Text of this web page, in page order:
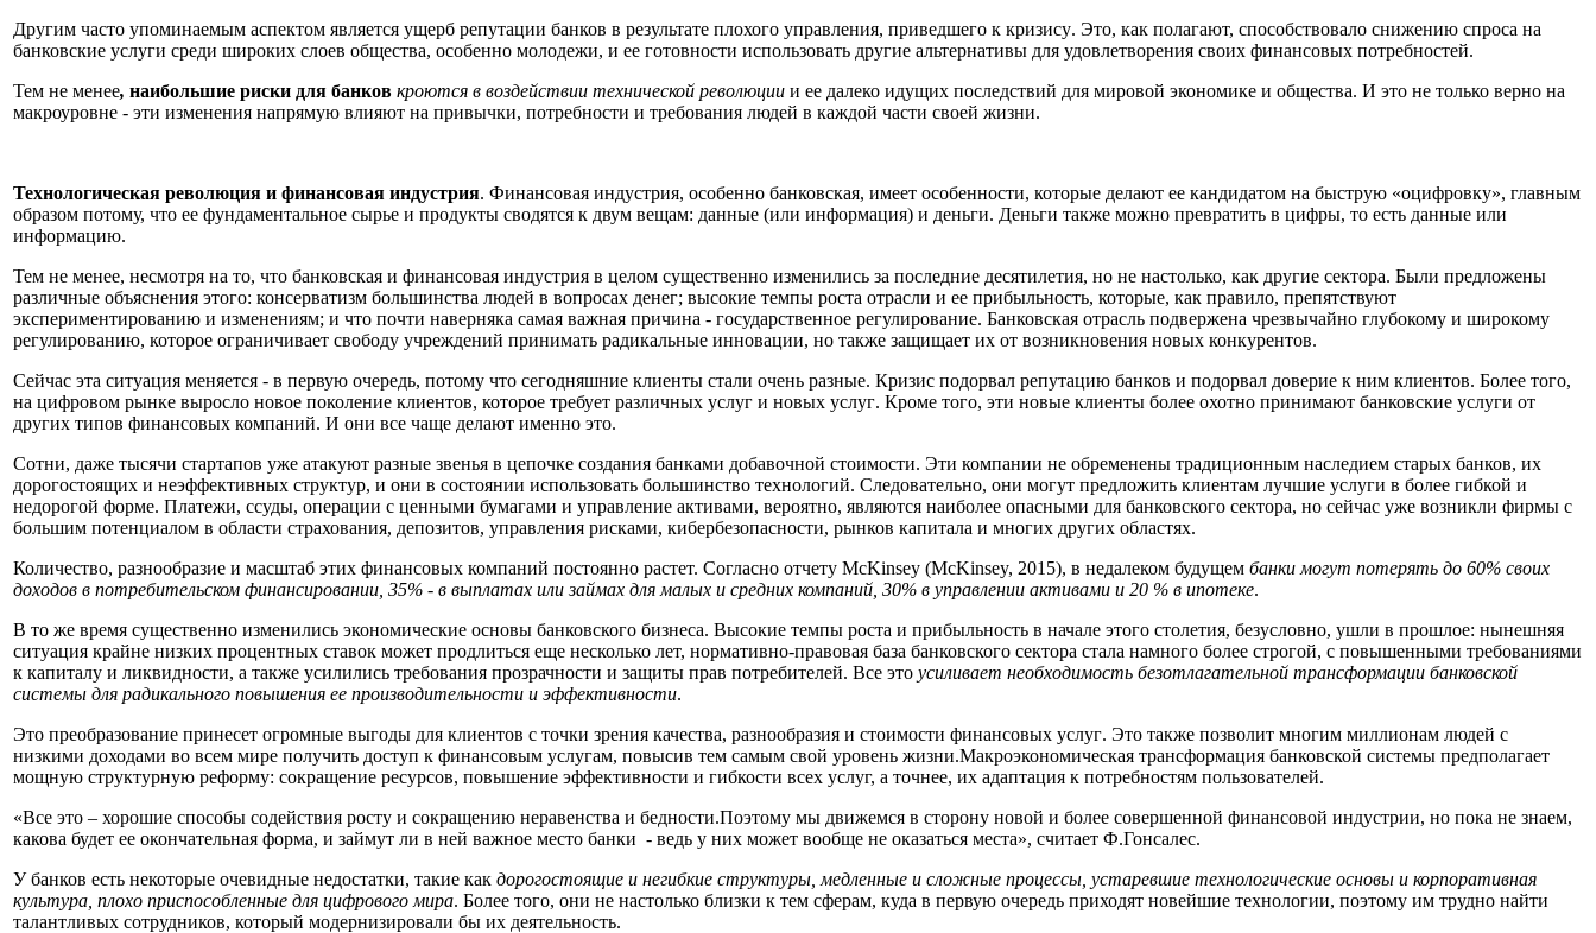
Другим часто упоминаемым аспектом является ущерб репутации банков в результате плохого управления, приведшего к кризису. Это, как полагают, способствовало снижению спроса на
банковские услуги среди широких слоев общества, особенно молодежи, и ее готовности использовать другие альтернативы для удовлетворения своих финансовых потребностей.
Тем не менее, наибольшие риски для банков кроются в воздействии технической революции и ее далеко идущих последствий для мировой экономике и общества. И это не только верно на
макроуровне - эти изменения напрямую влияют на привычки, потребности и требования людей в каждой части своей жизни.
Технологическая революция и финансовая индустрия. Финансовая индустрия, особенно банковская, имеет особенности, которые делают ее кандидатом на быструю «оцифровку», главным
образом потому, что ее фундаментальное сырье и продукты сводятся к двум вещам: данные (или информация) и деньги. Деньги также можно превратить в цифры, то есть данные или
информацию.
Тем не менее, несмотря на то, что банковская и финансовая индустрия в целом существенно изменились за последние десятилетия, но не настолько, как другие сектора. Были предложены
различные объяснения этого: консерватизм большинства людей в вопросах денег; высокие темпы роста отрасли и ее прибыльность, которые, как правило, препятствуют
экспериментированию и изменениям; и что почти наверняка самая важная причина - государственное регулирование. Банковская отрасль подвержена чрезвычайно глубокому и широкому
регулированию, которое ограничивает свободу учреждений принимать радикальные инновации, но также защищает их от возникновения новых конкурентов.
Сейчас эта ситуация меняется - в первую очередь, потому что сегодняшние клиенты стали очень разные. Кризис подорвал репутацию банков и подорвал доверие к ним клиентов. Более того,
на цифровом рынке выросло новое поколение клиентов, которое требует различных услуг и новых услуг. Кроме того, эти новые клиенты более охотно принимают банковские услуги от
других типов финансовых компаний. И они все чаще делают именно это.
Сотни, даже тысячи стартапов уже атакуют разные звенья в цепочке создания банками добавочной стоимости. Эти компании не обременены традиционным наследием старых банков, их
дорогостоящих и неэффективных структур, и они в состоянии использовать большинство технологий. Следовательно, они могут предложить клиентам лучшие услуги в более гибкой и
недорогой форме. Платежи, ссуды, операции с ценными бумагами и управление активами, вероятно, являются наиболее опасными для банковского сектора, но сейчас уже возникли фирмы с
большим потенциалом в области страхования, депозитов, управления рисками, кибербезопасности, рынков капитала и многих других областях.
Количество, разнообразие и масштаб этих финансовых компаний постоянно растет. Согласно отчету McKinsey (McKinsey, 2015), в недалеком будущем банки могут потерять до 60% своих
доходов в потребительском финансировании, 35% - в выплатах или займах для малых и средних компаний, 30% в управлении активами и 20 % в ипотеке.
В то же время существенно изменились экономические основы банковского бизнеса. Высокие темпы роста и прибыльность в начале этого столетия, безусловно, ушли в прошлое: нынешняя
ситуация крайне низких процентных ставок может продлиться еще несколько лет, нормативно-правовая база банковского сектора стала намного более строгой, с повышенными требованиями
к капиталу и ликвидности, а также усилились требования прозрачности и защиты прав потребителей. Все это усиливает необходимость безотлагательной трансформации банковской
системы для радикального повышения ее производительности и эффективности.
Это преобразование принесет огромные выгоды для клиентов с точки зрения качества, разнообразия и стоимости финансовых услуг. Это также позволит многим миллионам людей с
низкими доходами во всем мире получить доступ к финансовым услугам, повысив тем самым свой уровень жизни.Макроэкономическая трансформация банковской системы предполагает
мощную структурную реформу: сокращение ресурсов, повышение эффективности и гибкости всех услуг, а точнее, их адаптация к потребностям пользователей.
«Все это – хорошие способы содействия росту и сокращению неравенства и бедности.Поэтому мы движемся в сторону новой и более совершенной финансовой индустрии, но пока не знаем,
какова будет ее окончательная форма, и займут ли в ней важное место банки - ведь у них может вообще не оказаться места», считает Ф.Гонсалес.
У банков есть некоторые очевидные недостатки, такие как дорогостоящие и негибкие структуры, медленные и сложные процессы, устаревшие технологические основы и корпоративная
культура , плохо приспособленные для цифрового мира. Более того, они не настолько близки к тем сферам, куда в первую очередь приходят новейшие технологии, поэтому им трудно найти
талантливых сотрудников, который модернизировали бы их деятельность.